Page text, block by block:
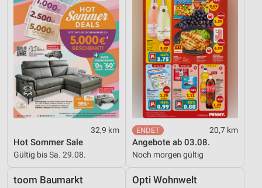
32,9 km
Hot Sommer Sale
Gültig bis Sa. 29.08.
20,7 km
Angebote ab 03.08.
Noch morgen gültig
toom Baumarkt Opti Wohnwelt